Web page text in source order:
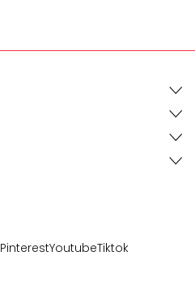
PinterestYoutubeTiktok